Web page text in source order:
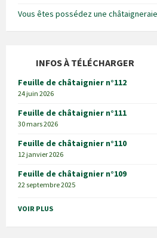
Vous êtes possédez une
INFOS À TÉLÉCHARGER
Feuille de châtaignier n°112
24 juin 2026
Feuille de châtaignier n°111
30 mars 2026
Feuille de châtaignier n°110
12 janvier 2026
Feuille de châtaignier n°109
22 septembre 2025
VOIR PLUS